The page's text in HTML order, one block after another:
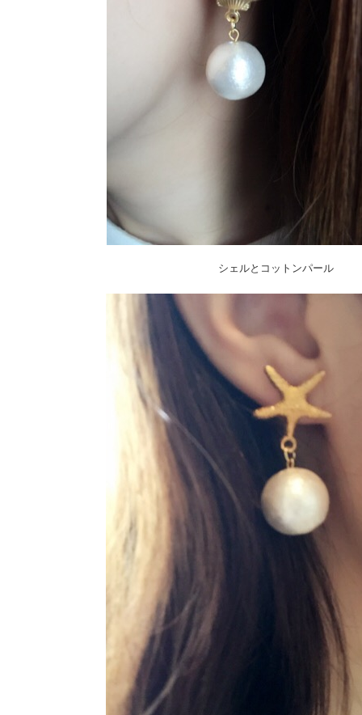
シェルとコットンパール